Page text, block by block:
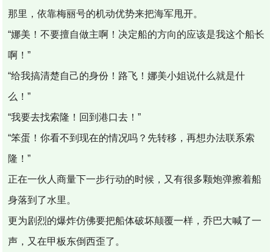
那里，依靠梅丽号的机动优势来把海军甩开。
“娜美！不要擅自做主啊！决定船的方向的应该是我这个船长
啊！”
“给我搞清楚自己的身份！路飞！娜美小姐说什么就是什
么！”
“我要去找索隆！回到港口去！”
“笨蛋！你看不到现在的情况吗？先转移，再想办法联系索
隆！”
正在一伙人商量下一步行动的时候，又有很多颗炮弹擦着船
身落到了水里。
更为剧烈的爆炸仿佛要把船体破坏颠覆一样，乔巴大喊了一
声，又在甲板东倒西歪了。